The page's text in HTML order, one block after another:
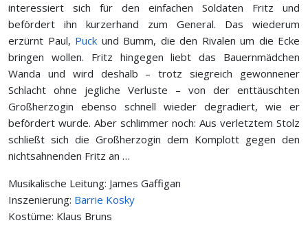
interessiert sich für den einfachen Soldaten Fritz und
befördert ihn kurzerhand zum General. Das wiederum
erzürnt Paul, Puck und Bumm, die den Rivalen um die Ecke
bringen wollen. Fritz hingegen liebt das Bauernmädchen
Wanda und wird deshalb – trotz siegreich gewonnener
Schlacht ohne jegliche Verluste – von der enttäuschten
Großherzogin ebenso schnell wieder degradiert, wie er
befördert wurde. Aber schlimmer noch: Aus verletztem Stolz
schließt sich die Großherzogin dem Komplott gegen den
nichtsahnenden Fritz an …
Musikalische Leitung: James Gaffigan
Inszenierung: Barrie Kosky
Kostüme: Klaus Bruns